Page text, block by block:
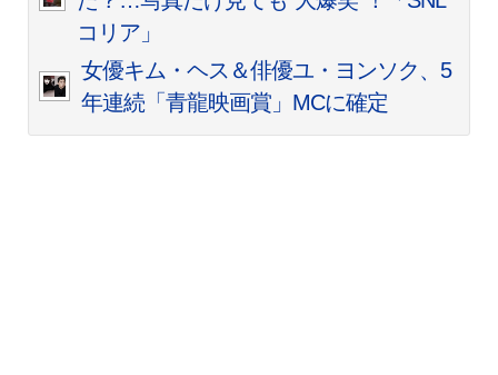
コリア」
女優キム・ヘス＆俳優ユ・ヨンソク、5
年連続「青龍映画賞」MCに確定